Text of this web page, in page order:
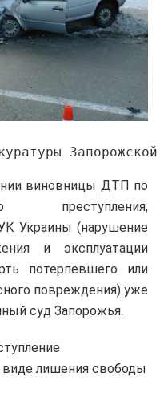
виновницы ДТП по
преступления,
Украины (нарушение
и эксплуатации
потерпевшего или
повреждения) уже
суд Запорожья.
виде лишения свободы